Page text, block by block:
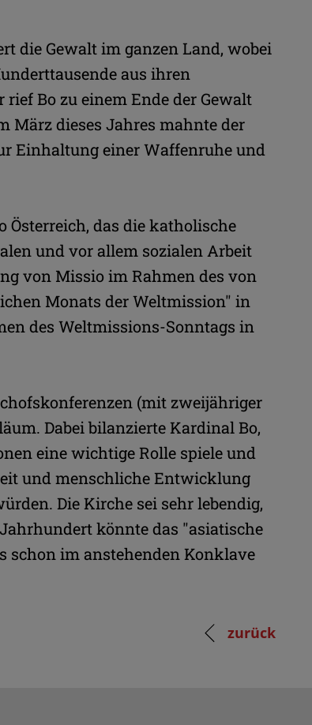
die Gewalt im ganzen Land, wobei
aus ihren
Bo zu einem Ende der Gewalt
März dieses Jahres mahnte der
Einhaltung einer Waffenruhe und
das die katholische
und vor allem sozialen Arbeit
von Missio im Rahmen des von
Monats der Weltmission" in
des Weltmissions-Sonntags in
(mit zweijähriger
Dabei bilanzierte Kardinal Bo,
eine wichtige Rolle spiele und
und menschliche Entwicklung
Die Kirche sei sehr lebendig,
könnte das "asiatische
schon im anstehenden Konklave
zurück